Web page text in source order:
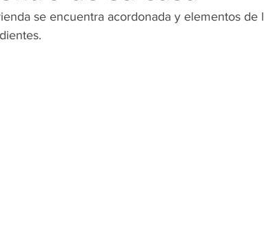
Justicia
se encuentra acordonada y elementos de